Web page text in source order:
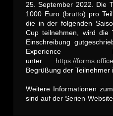
25. September 2022. Die
1000 Euro (brutto) pro
die in der folgenden
Cup teilnehmen, wird die
Einschreibung
unter https://
Begrüßung der Teilnehmer
Weitere Informationen
sind auf der Serien-